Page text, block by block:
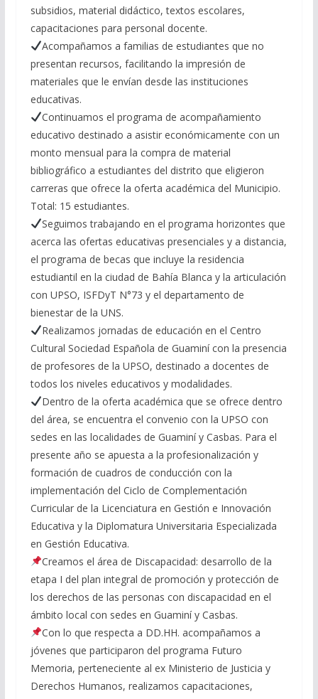
subsidios, material didáctico, textos escolares,
capacitaciones para personal docente.
Acompañamos a familias de estudiantes que no
presentan recursos, facilitando la impresión de
materiales que le envían desde las instituciones
educativas.
Continuamos el programa de acompañamiento
educativo destinado a asistir económicamente con un
monto mensual para la compra de material
bibliográfico a estudiantes del distrito que eligieron
carreras que ofrece la oferta académica del Municipio.
Total: 15 estudiantes.
Seguimos trabajando en el programa horizontes que
acerca las ofertas educativas presenciales y a distancia,
el programa de becas que incluye la residencia
estudiantil en la ciudad de Bahía Blanca y la articulación
con UPSO, ISFDyT N°73 y el departamento de
bienestar de la UNS.
Realizamos jornadas de educación en el Centro
Cultural Sociedad Española de Guaminí con la presencia
de profesores de la UPSO, destinado a docentes de
todos los niveles educativos y modalidades.
Dentro de la oferta académica que se ofrece dentro
del área, se encuentra el convenio con la UPSO con
sedes en las localidades de Guaminí y Casbas. Para el
presente año se apuesta a la profesionalización y
formación de cuadros de conducción con la
implementación del Ciclo de Complementación
Curricular de la Licenciatura en Gestión e Innovación
Educativa y la Diplomatura Universitaria Especializada
en Gestión Educativa.
Creamos el área de Discapacidad: desarrollo de la
etapa I del plan integral de promoción y protección de
los derechos de las personas con discapacidad en el
ámbito local con sedes en Guaminí y Casbas.
Con lo que respecta a DD.HH. acompañamos a
jóvenes que participaron del programa Futuro
Memoria, perteneciente al ex Ministerio de Justicia y
Derechos Humanos, realizamos capacitaciones,